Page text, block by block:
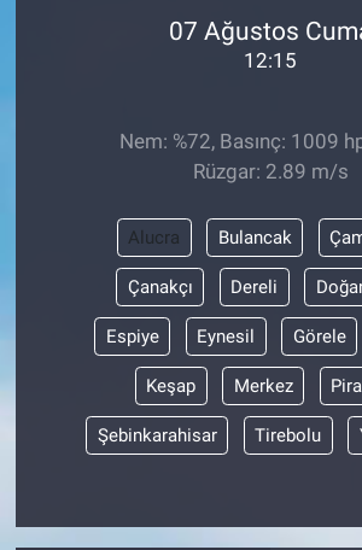
07 Ağustos
12:15
Nem: %72, Basınç: 1009
Rüzgar: 2.89 m/s
Alucra Bulancak
Çanakçı Dereli
Espiye Eynesil Görele
Keşap Merkez
Şebinkarahisar Tirebolu